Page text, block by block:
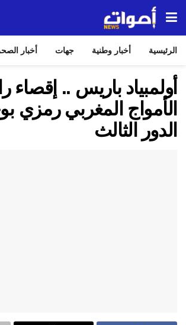
الرئيسية أخبار وطنية جهات أخبار
أولمبياد باريس .. إقصاء
الأمواج المغربي رمزي
الدور الثالث